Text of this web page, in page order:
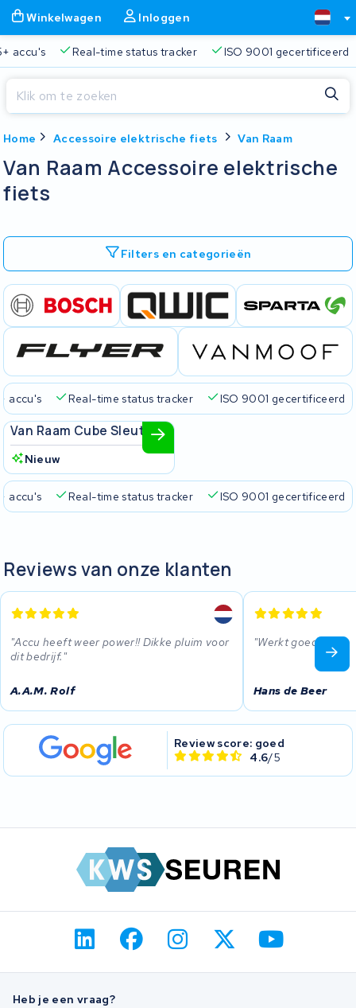
Winkelwagen Inloggen
accu's Real-time status tracker ISO 9001 gecertificeerd
Home Accessoire elektrische fiets Van Raam
Van Raam Accessoire elektrische
fiets
Filters en categorieën
accu's Real-time status tracker
ISO 9001 gecertificeerd
Van Raam
Van Raam Cube Sleutel
Nieuw
accu's Real-time status tracker ISO 9001 gecertificeerd
Reviews van onze klanten
Accu heeft weer power!! Dikke pluim voor
dit bedrijf.
A.A.M. Rolf
Werkt goed.
Hans de Beer
Review score: goed
4.6/5
Heb je een vraag?
Gratis verzending en ophaalservice 45.000+ accu's
Sluiten
Begin te typen in de zoekbalk om te zoeken